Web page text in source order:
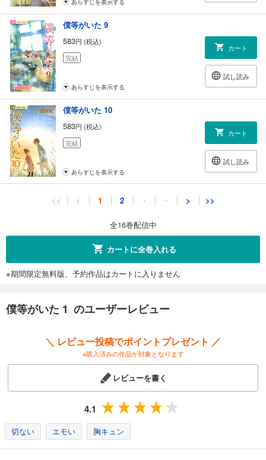
あらすじを表示する
僕等がいた 9
583円 (税込)
完結
カート
試し読み
あらすじを表示する
僕等がいた 10
583円 (税込)
完結
カート
試し読み
あらすじを表示する
僕等がいた 11
僕等がいた 12
完結
あらすじを表示する
僕等がいた 13
円 (税込)
あらすじを表示する
僕等がいた 14
<< < 1 2 ・ ・ > >>
全16巻配信中
カートに全巻入れる
※期間限定無料版、予約作品はカートに入りません
僕等がいた 1 のユーザーレビュー
＼ レビュー投稿でポイントプレゼント ／
※購入済みの作品が対象となります
レビューを書く
4.1
切ない エモい 胸キュン